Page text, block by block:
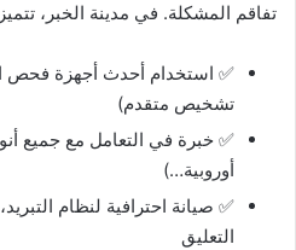
تفاقم المشكلة. في مدينة الخبر،
تشخيص متقدم)
✅ خبرة في التعامل مع جميع
أوروبية…)
✅ صيانة احترافية لنظام
التعليق